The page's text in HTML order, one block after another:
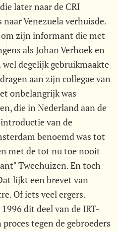
later naar de CRI
Venezuela verhuisde.
zijn informant die met
als Johan Verhoek en
degelijk gebruikmaakte
aan zijn collegae van
onbelangrijk was
die in Nederland aan de
van de
benoemd was tot
met de tot nu toe nooit
Tweehuizen. En toch
lijkt een brevet van
Of iets veel ergers.
dit deel van de IRT-
tegen de gebroeders